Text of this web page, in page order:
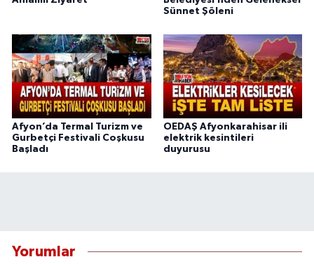
Sünnet Şöleni
Afyon’da Termal Turizm ve
Gurbetçi Festivali Coşkusu
Başladı
OEDAŞ Afyonkarahisar ili
elektrik kesintileri
duyurusu
Yorumlar